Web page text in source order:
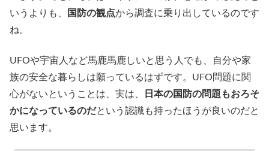
いうよりも、
国防の観点から調査に乗り出しているのです
ね。
UFOや宇宙人など馬鹿馬鹿しいと思う人でも、自分や家
族の安全な暮らしは願っているはずです。UFO問題に関
心がないということは、実は、
日本の国防の問題もおろそ
かになっているのだという認識も持ったほうが良いのだと
思います。